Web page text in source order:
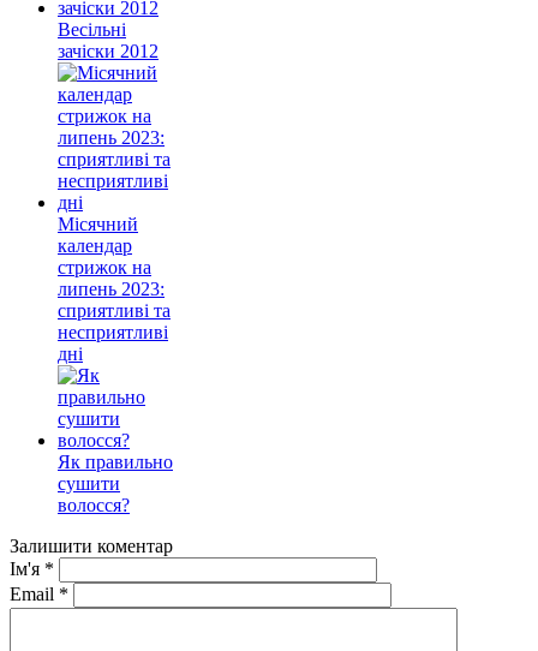
Весільні
зачіски 2012
Місячний
календар
стрижок на
липень 2023:
сприятливі та
несприятливі
дні
Як правильно
сушити
волосся?
Залишити коментар
Ім'я *
Email *